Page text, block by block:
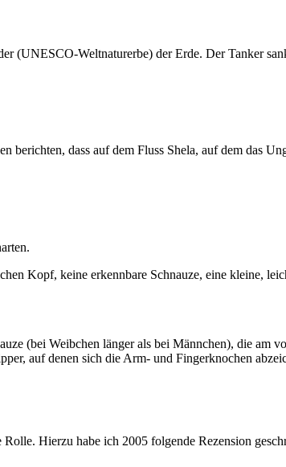
(UNESCO-Weltnaturerbe) der Erde. Der Tanker
dass auf dem Fluss Shela, auf dem das
Kopf, keine erkennbare Schnauze, eine kleine,
(bei Weibchen länger als bei Männchen), die am
auf denen sich die Arm- und Fingerknochen
Rolle. Hierzu habe ich 2005 folgende Rezension